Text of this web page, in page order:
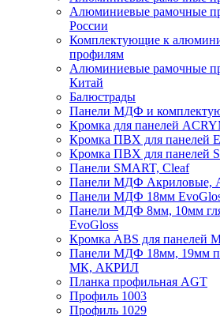
Алюминиевые рамочные
России
Комплектующие к
профилям
Алюминиевые рамочные
Китай
Балюстрады
Панели МДФ и
Кромка для панелей
Кромка ПВХ для панелей
Кромка ПВХ для панелей
Панели SMART, Cleaf
Панели МДФ Акриловые,
Панели МДФ 18мм
Панели МДФ 8мм, 10мм
EvoGloss
Кромка ABS для панелей
Панели МДФ 18мм, 19мм
МК, АКРИЛ
Планка профильная AGT
Профиль 1003
Профиль 1029